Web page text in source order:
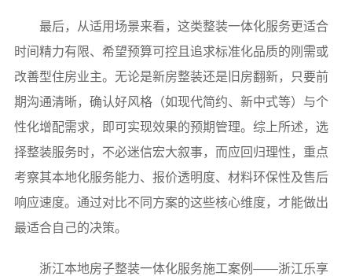
最后，从适用场景来看，这类整装一体化服务更适合
时间精力有限、希望预算可控且追求标准化品质的刚需或
改善型住房业主。无论是新房整装还是旧房翻新，只要前
期沟通清晰，确认好风格（如现代简约、新中式等）与个
性化增配需求，即可实现效果的预期管理。综上所述，选
择整装服务时，不必迷信宏大叙事，而应回归理性，重点
考察其本地化服务能力、报价透明度、材料环保性及售后
响应速度。通过对比不同方案的这些核心维度，才能做出
最适合自己的决策。
浙江本地房子整装一体化服务施工案例——浙江乐享